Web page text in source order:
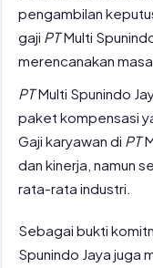
pengambilan
gaji PTMulti
merencanakan
PTMulti Spunindo
paket kompensasi
Gaji karyawan di PT
dan kinerja, namun
rata-rata industri.
Sebagai bukti
Spunindo Jaya juga